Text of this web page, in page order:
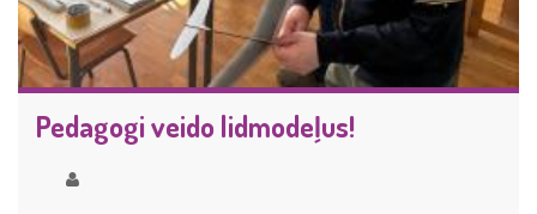
Pedagogi veido lidmodeļus!